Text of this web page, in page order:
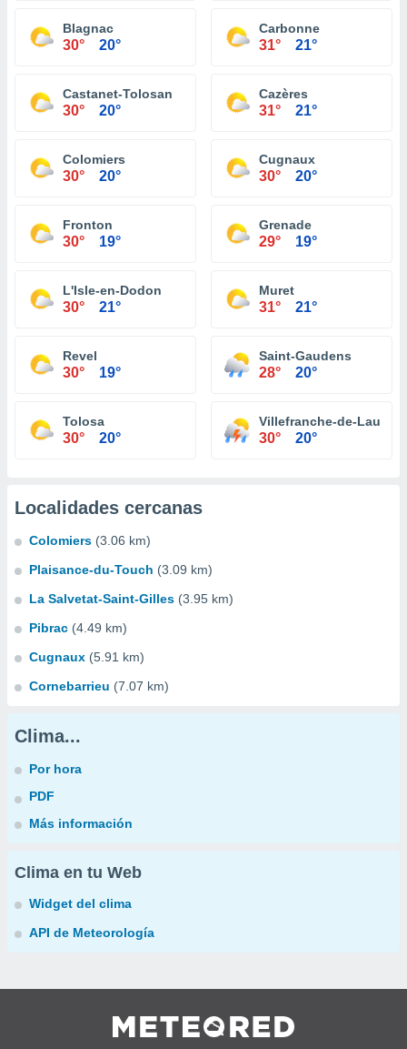
Blagnac
30° 20°
Carbonne
31° 21°
Castanet-Tolosan
30° 20°
Cazères
31° 21°
Colomiers
30° 20°
Cugnaux
30° 20°
Fronton
30° 19°
Grenade
29° 19°
L'Isle-en-Dodon
30° 21°
Muret
31° 21°
Revel
30° 19°
Saint-Gaudens
28° 20°
Tolosa
30° 20°
Villefranche-de-
30° 20°
Localidades cercanas
Colomiers (3.06 km)
Plaisance-du-Touch (3.09 km)
La Salvetat-Saint-Gilles (3.95 km)
Pibrac (4.49 km)
Cugnaux (5.91 km)
Cornebarrieu (7.07 km)
Clima...
Por hora
PDF
Más información
Clima en tu Web
Widget del clima
API de Meteorología